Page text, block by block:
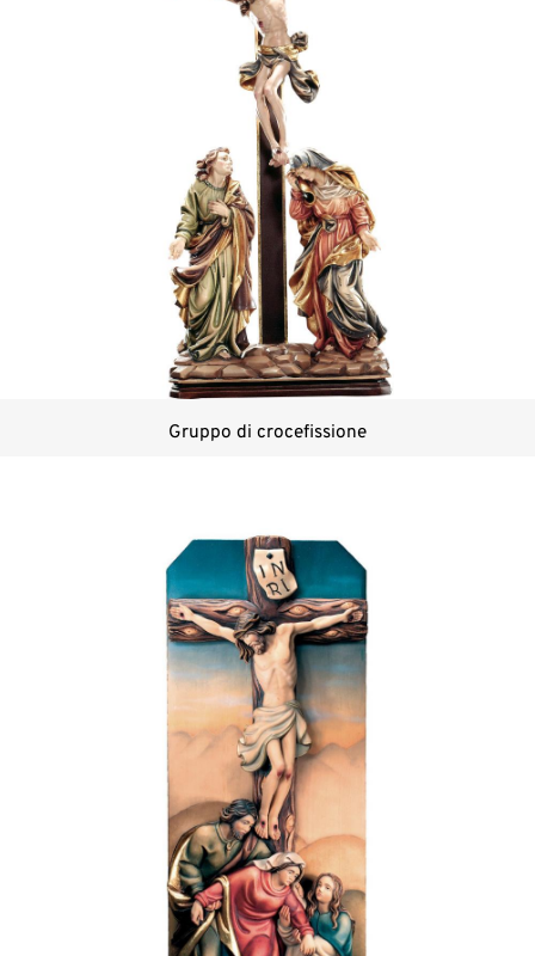
Gruppo di crocefissione